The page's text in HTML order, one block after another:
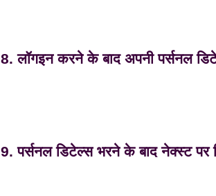
8. लॉगइन करने के बाद अपनी पर्सनल
9. पर्सनल डिटेल्स भरने के बाद नेक्स्ट